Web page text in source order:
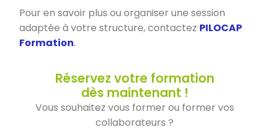
Pour en savoir plus ou organiser une session
adaptée à votre structure, contactez PILOCAP
Formation.
Réservez votre formation
dès maintenant !
Vous souhaitez vous former ou former vos
collaborateurs ?